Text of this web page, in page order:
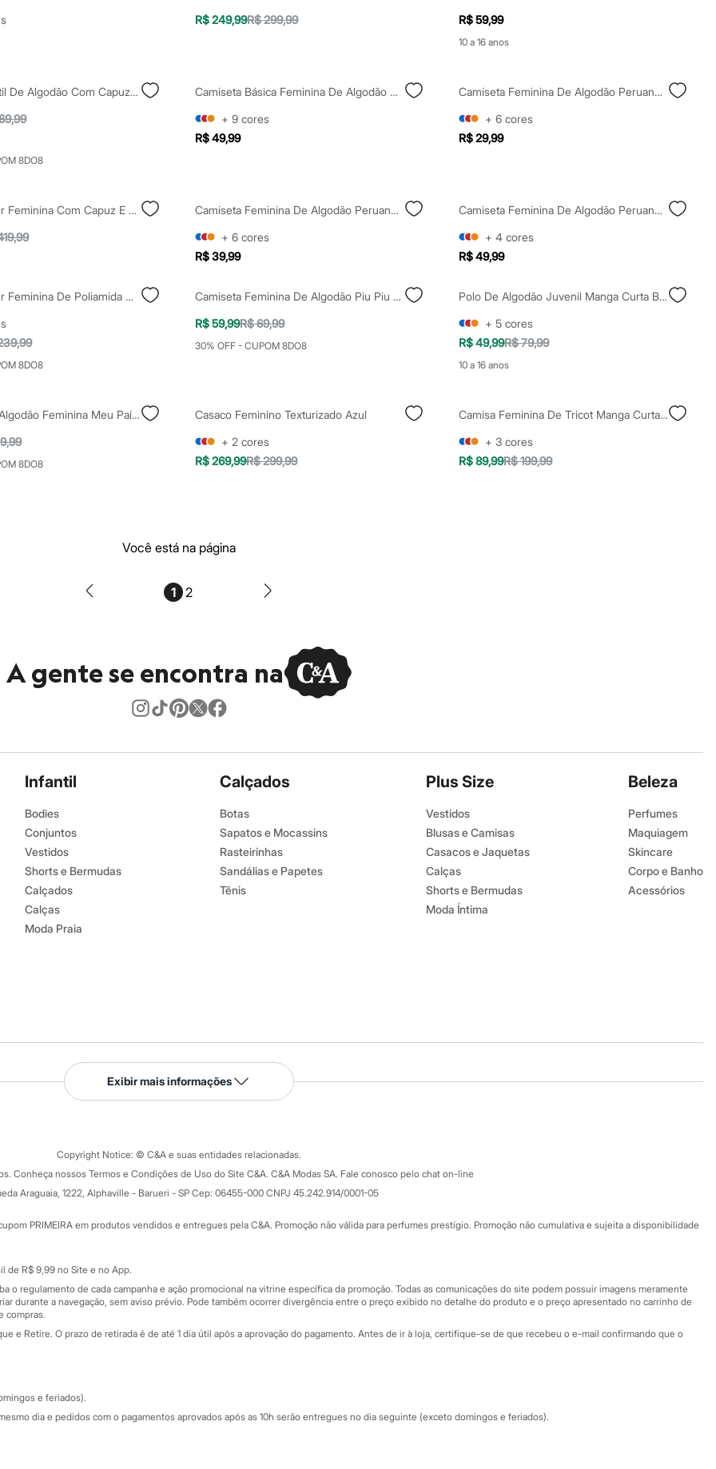
R$ 249,99R$ 299,99
R$ 59,99
10 a 16 anos
Jaqueta Infantil De Algodão Com Capuz E Forro Xadrez Bege
8DO8
Camiseta Básica Feminina De Algodão Peruano Manga Curta Marrom
+ 9 cores
R$ 49,99
Camiseta Feminina De Algodão Peruano Manga Curta Marrom
+ 6 cores
R$ 29,99
Jaqueta Puffer Feminina Com Capuz E Bolsos Bege
Camiseta Feminina De Algodão Peruano Manga Curta Preta
+ 6 cores
R$ 39,99
Camiseta Feminina De Algodão Peruano Decote Canoa Manga Curta Laranja
+ 4 cores
R$ 49,99
Jaqueta Puffer Feminina De Poliamida Com Capuz Amarela
8DO8
Camiseta Feminina De Algodão Piu Piu Cinza
R$ 59,99R$ 69,99
30% OFF - CUPOM 8DO8
Polo De Algodão Juvenil Manga Curta Bicolor Azul
+ 5 cores
R$ 49,99R$ 79,99
10 a 16 anos
Camiseta De Algodão Feminina Meu País Sergipe Vinho
8DO8
Casaco Feminino Texturizado Azul
+ 2 cores
R$ 269,99R$ 299,99
Camisa Feminina De Tricot Manga Curta Verde
+ 3 cores
R$ 89,99R$ 199,99
Você está na página
1 2
A gente se encontra na
Infantil
Bodies
Conjuntos
Vestidos
Shorts e Bermudas
Calçados
Calças
Moda Praia
Calçados
Botas
Sapatos e Mocassins
Rasteirinhas
Sandálias e Papetes
Tênis
Plus Size
Vestidos
Blusas e Camisas
Casacos e Jaquetas
Calças
Shorts e Bermudas
Moda Íntima
Beleza
Perfumes
Maquiagem
Skincare
Corpo e Banho
Acessórios
Serviços
Tipos de serviços
Formas de pagamento
Todas as vantagens
Minha C&A
Cupons de desconto
Atendimento
Fale conosco
Central de ética
Eventos
Exibir mais informações
Copyright Notice: © C&A e suas entidades relacionadas.
Conheça nossos Termos e Condições de Uso do Site C&A. C&A Modas SA. Fale conosco pelo chat on-line
Araguaia, 1222, Alphaville - Barueri - SP Cep: 06455-000 CNPJ 45.242.914/0001-05
PRIMEIRA em produtos vendidos e entregues pela C&A. Promoção não válida para perfumes prestígio. Promoção não cumulativa e sujeita a disponibilidade
de R$ 9,99 no Site e no App.
o regulamento de cada campanha e ação promocional na vitrine específica da promoção. Todas as comunicações do site podem possuir imagens meramente
durante a navegação, sem aviso prévio. Pode também ocorrer divergência entre o preço exibido no detalhe do produto e o preço apresentado no carrinho de
compras.
e Retire. O prazo de retirada é de até 1 dia útil após a aprovação do pagamento. Antes de ir à loja, certifique-se de que recebeu o e-mail confirmando que o
e feriados).
dia e pedidos com o pagamentos aprovados após as 10h serão entregues no dia seguinte (exceto domingos e feriados).